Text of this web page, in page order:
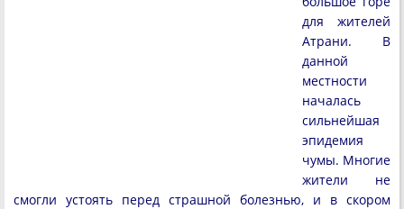
для жителей
Атрани. В
данной
местности
началась
сильнейшая
эпидемия
чумы. Многие
жители не
смогли устоять перед страшной болезнью, и в скором